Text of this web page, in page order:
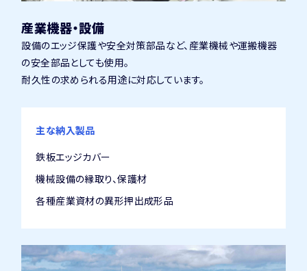
産業機器・設備
設備のエッジ保護や安全対策部品など、産業機械や運搬機器
の安全部品としても使用。
耐久性の求められる用途に対応しています。
主な納入製品
鉄板エッジカバー
機械設備の縁取り、保護材
各種産業資材の異形押出成形品